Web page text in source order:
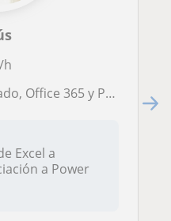
h
365 y Power BI
Excel a
a Power